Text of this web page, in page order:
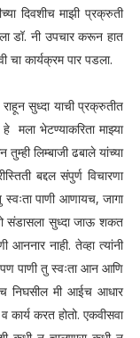
दिवशीच माझी प्रक्रुती
डॉ. नी उपचार करून हात
चा कार्यक्रम पार पडला.
राहून सुध्दा याची प्रक्रुतीत
मला भेटण्याकरिता माझ्या
लिम्बाजी ढबाले यांच्या
बद्दल संपुर्ण विचारणा
पाणी आणायच, जागा
संडासला सुध्दा जाऊ शकत
आननार नाही. तेव्हा त्यांनी
पाणी तु स्वःता आन आणि
निघसील मी आईच आधार
करत होतो. एकवीसवा